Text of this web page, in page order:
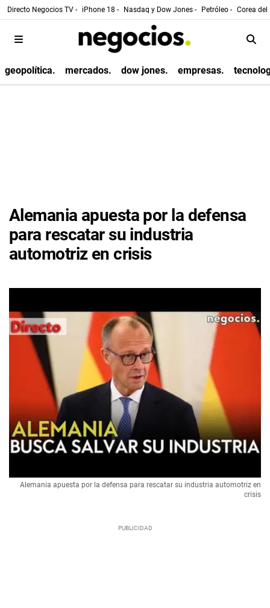
Directo Negocios TV - iPhone 18 - Nasdaq y Dow Jones - Petróleo - Corea
geopolítica. mercados. dow jones. empresas.
Alemania apuesta por la defensa
para rescatar su industria
automotriz en crisis
Alemania apuesta por la defensa para rescatar su industria automotriz en
crisis